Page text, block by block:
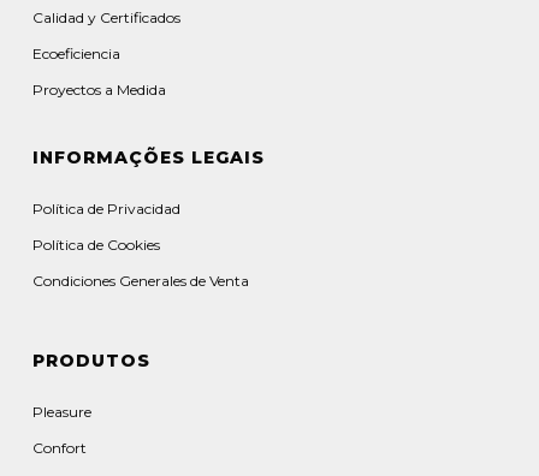
Calidad y Certificados
Ecoeficiencia
Proyectos a Medida
INFORMAÇÕES LEGAIS
Política de Privacidad
Política de Cookies
Condiciones Generales de Venta
PRODUTOS
Pleasure
Confort